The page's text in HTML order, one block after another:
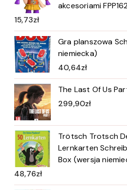
akcesoriami
15,73zł
Gra planszowa
niemiecka)
40,64zł
The Last Of Us
299,90zł
Trötsch Trotsch
Lernkarten
Box (wersja
48,76zł